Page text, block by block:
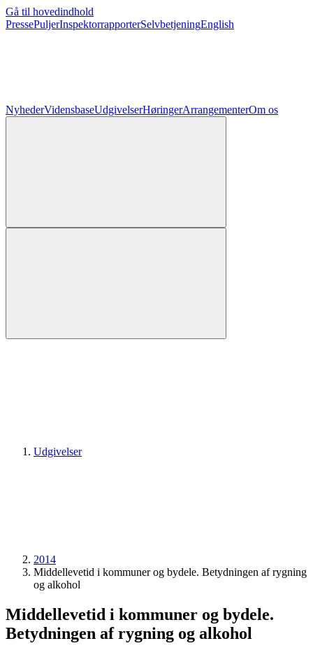
Gå til hovedindhold
PressePuljerInspektorrapporterSelvbetjeningEnglish
NyhederVidensbaseUdgivelserHøringerArrangementerOm os
Udgivelser
2014
Middellevetid i kommuner og bydele. Betydningen af rygning
og alkohol
Middellevetid i kommuner og bydele.
Betydningen af rygning og alkohol